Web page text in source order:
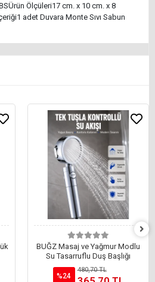
Ölçüleri17 cm. x 10 cm. x 8
adet Duvara Monte Sıvı Sabun
BUĞZ Masaj ve Yağmur Modlu
Su Tasarruflu Duş Başlığı
%24
480,70 TL